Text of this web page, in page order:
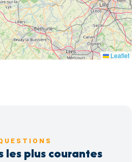
4
Leaflet
les plus courantes